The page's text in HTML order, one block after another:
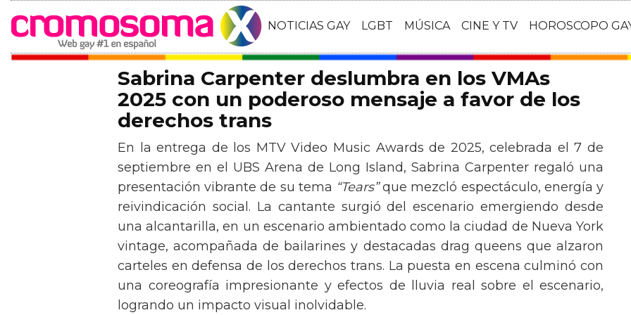
NOTICIAS GAY LGBT MÚSICA CINE Y TV HOROSCOPO
Sabrina Carpenter deslumbra en los VMAs
2025 con un poderoso mensaje a favor de los
derechos trans
En la entrega de los MTV Video Music Awards de 2025, celebrada el 7 de
septiembre en el UBS Arena de Long Island, Sabrina Carpenter regaló una
presentación vibrante de su tema “Tears”que mezcló espectáculo, energía y
reivindicación social. La cantante surgió del escenario emergiendo desde
una alcantarilla, en un escenario ambientado como la ciudad de Nueva York
vintage, acompañada de bailarines y destacadas drag queens que alzaron
carteles en defensa de los derechos trans. La puesta en escena culminó con
una coreografía impresionante y efectos de lluvia real sobre el escenario,
logrando un impacto visual inolvidable.